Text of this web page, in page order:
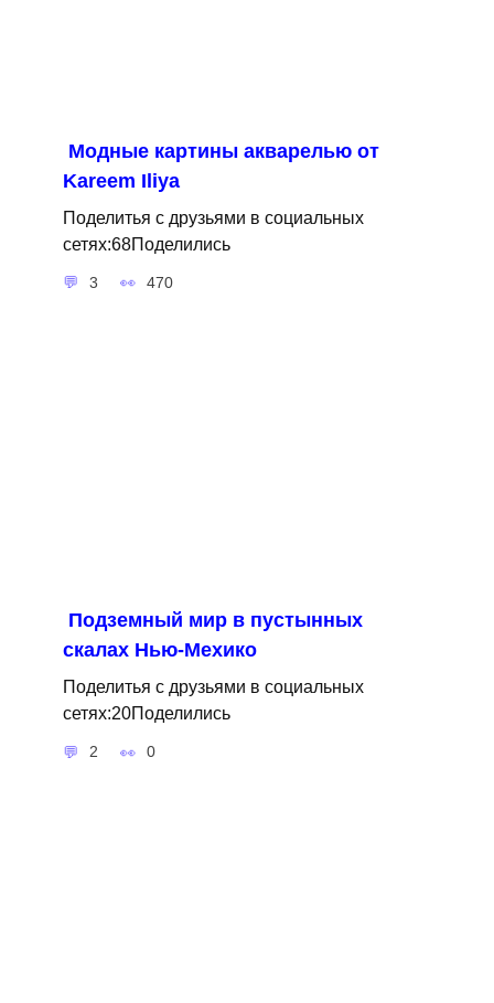
Модные картины акварелью от
Kareem Iliya
Поделитья с друзьями в социальных
сетях:68Поделились
3 470
Подземный мир в пустынных
скалах Нью-Мехико
Поделитья с друзьями в социальных
сетях:20Поделились
2 0